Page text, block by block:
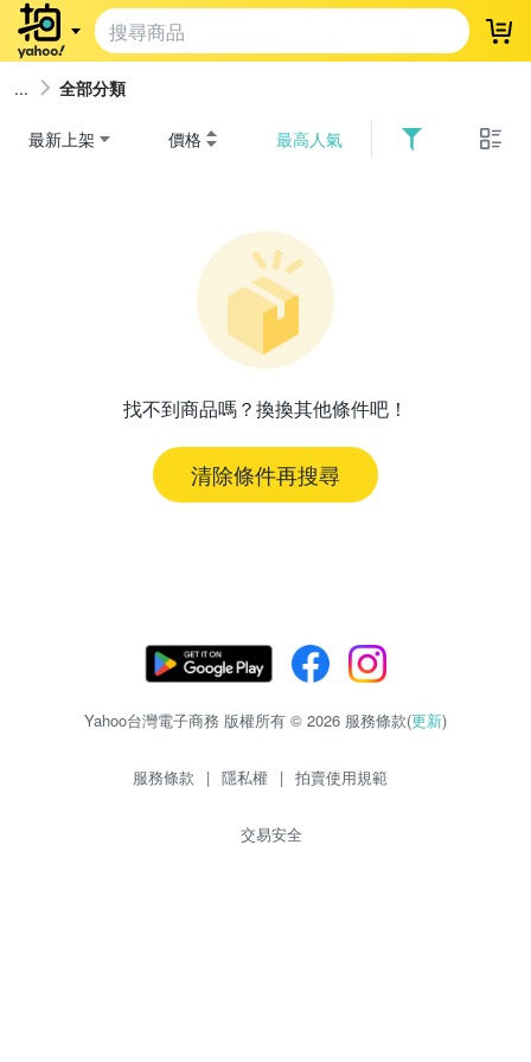
登
全部分類
最新上架 價格 最高人氣
找不到商品嗎？換換其他條件吧！
清除條件再搜尋
Yahoo台灣電子商務 版權所有 © 2026 服務條款(更新)
服務條款 | 隱私權 | 拍賣使用規範
交易安全